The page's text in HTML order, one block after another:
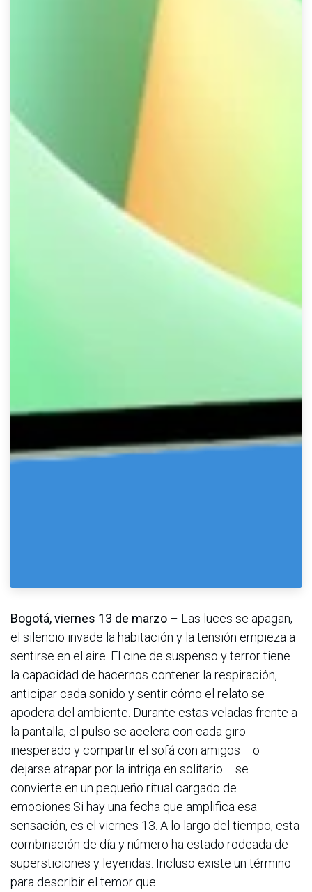
Bogotá, viernes 13 de marzo – Las luces se apagan,
el silencio invade la habitación y la tensión empieza a
sentirse en el aire. El cine de suspenso y terror tiene
la capacidad de hacernos contener la respiración,
anticipar cada sonido y sentir cómo el relato se
apodera del ambiente. Durante estas veladas frente a
la pantalla, el pulso se acelera con cada giro
inesperado y compartir el sofá con amigos —o
dejarse atrapar por la intriga en solitario— se
convierte en un pequeño ritual cargado de
emociones.Si hay una fecha que amplifica esa
sensación, es el viernes 13. A lo largo del tiempo, esta
combinación de día y número ha estado rodeada de
supersticiones y leyendas. Incluso existe un término
para describir el temor que